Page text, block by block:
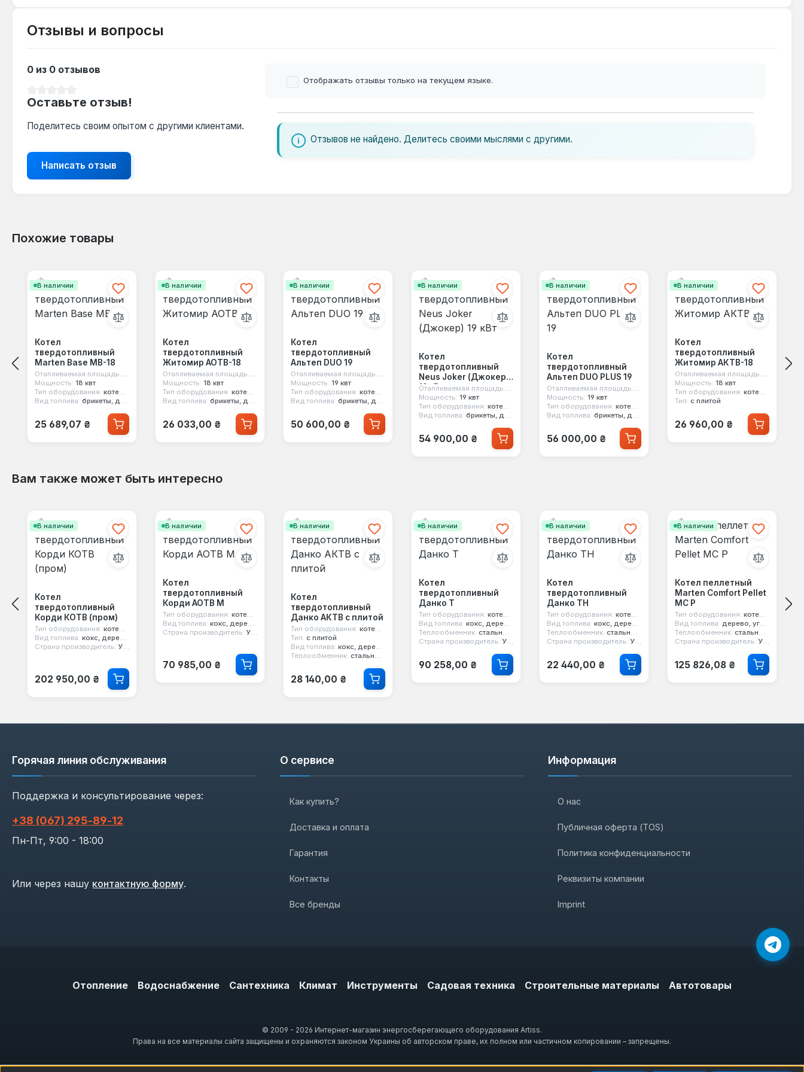
Отзывы и вопросы
0 из 0 отзывов
Оставьте отзыв!
Поделитесь своим опытом с другими клиентами.
Написать отзыв
Отображать отзывы только на текущем языке.
Отзывов не найдено. Делитесь своими мыслями с другими.
Похожие товары
В наличии
Котел
твердотопливный
Marten Base MB-18
Отапливаемая площадь:180 м²
Мощность: 18 квт
Тип оборудования: котел твердотопливный
Вид топлива: брикеты, дерево, уголь, кокс, торф
Обычная цена:
25 689,07 ₴
В наличии
Котел
твердотопливный
Житомир АОТВ-18
Отапливаемая площадь:180 м²
Мощность: 18 квт
Тип оборудования: котел твердотопливный
Вид топлива: брикеты, дерево, уголь, кокс
Обычная цена:
26 033,00 ₴
В наличии
Котел
твердотопливный
Альтеп DUO 19
Отапливаемая площадь:190 м²
Мощность: 19 квт
Тип оборудования: котел твердотопливный
Вид топлива: брикеты, дерево, уголь, стружка, опилки
Обычная цена:
50 600,00 ₴
В наличии
Котел
твердотопливный
Neus Joker (Джокер)
19 кВт
Отапливаемая площадь:190 м²
Мощность: 19 квт
Тип оборудования: котел твердотопливный
Вид топлива: брикеты, дерево, уголь, торф
Обычная цена:
54 900,00 ₴
В наличии
Котел
твердотопливный
Альтеп DUO PLUS 19
Отапливаемая площадь:190 м²
Мощность: 19 квт
Тип оборудования: котел твердотопливный
Вид топлива: брикеты, дерево, уголь, стружка, опилки
Обычная цена:
56 000,00 ₴
В наличии
Котел
твердотопливный
Житомир АКТВ-18
Отапливаемая площадь:180 м²
Мощность: 18 квт
Тип оборудования: котел твердотопливный
Тип: с плитой
Обычная цена:
26 960,00 ₴
Вам также может быть интересно
В наличии
Котел
твердотопливный
Корди КОТВ (пром)
Тип оборудования: котел твердотопливный
Вид топлива: кокс, дерево, уголь
Страна производитель: Украина
Обычная цена:
202 950,00 ₴
В наличии
Котел
твердотопливный
Корди АОТВ М
Тип оборудования: котел твердотопливный
Вид топлива: кокс, дерево, уголь
Страна производитель: Украина
Обычная цена:
70 985,00 ₴
В наличии
Котел
твердотопливный
Данко АКТВ с плитой
Тип оборудования: котел твердотопливный
Тип: с плитой
Вид топлива: кокс, дерево, уголь
Теплообменник: стальной 4 мм
Обычная цена:
28 140,00 ₴
В наличии
Котел
твердотопливный
Данко Т
Тип оборудования: котел твердотопливный
Вид топлива: кокс, дерево, уголь
Теплообменник: стальной 4 мм
Страна производитель: Украина
Обычная цена:
90 258,00 ₴
В наличии
Котел
твердотопливный
Данко ТН
Тип оборудования: котел твердотопливный
Вид топлива: кокс, дерево, уголь
Теплообменник: стальной 4 мм
Страна производитель: Украина
Обычная цена:
22 440,00 ₴
В наличии
Котел пеллетный
Marten Comfort Pellet
MC P
Тип оборудования: котел пеллетный
Вид топлива: дерево, уголь, пеллеты
Теплообменник: стальной 5 мм
Страна производитель: Украина
Обычная цена:
125 826,08 ₴
Горячая линия обслуживания
Поддержка и консультирование через:
+38 (067) 295‑89‑12
Пн-Пт, 9:00 - 18:00
Или через нашу контактную форму.
О сервисе
Как купить?
Доставка и оплата
Гарантия
Контакты
Все бренды
Информация
О нас
Публичная оферта (TOS)
Политика конфиденциальности
Реквизиты компании
Imprint
Отопление Водоснабжение Сантехника Климат Инструменты Садовая техника Строительные материалы Автотовары
© 2009 - 2026 Интернет-магазин энергосберегающего оборудования Artiss.
Права на все материалы сайта защищены и охраняются законом Украины об авторском праве, их полном или частичном копировании – запрещены.